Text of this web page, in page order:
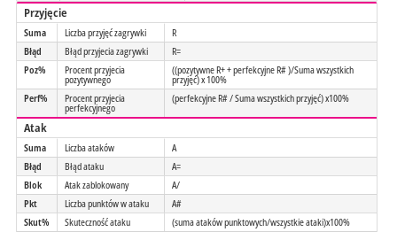
Przyjęcie
Suma Liczba przyjęć zagrywki
R
Błąd
Błąd przyjecia zagrywki
R=
Poz%
Procent przyjecia
pozytywnego
((pozytywne R+ + perfekcyjne R# )/Suma wszystkich
przyjęć) x 100%
Perf%
Procent przyjecia
perfekcyjnego
(perfekcyjne R# / Suma wszystkich przyjęć) x100%
Atak
Suma Liczba ataków
A
Błąd
Błąd ataku
A=
Blok
Atak zablokowany
A/
Pkt
Liczba punktów w ataku
A#
Skut%
Skuteczność ataku
(suma ataków punktowych/wszystkie ataki)x100%